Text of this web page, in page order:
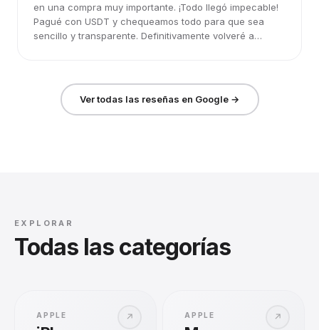
en una compra muy importante. ¡Todo llegó impecable!
Pagué con USDT y chequeamos todo para que sea
sencillo y transparente. Definitivamente volveré a
Ver todas las reseñas en Google →
EXPLORAR
Todas las categorías
↗
APPLE ↗
APPLE